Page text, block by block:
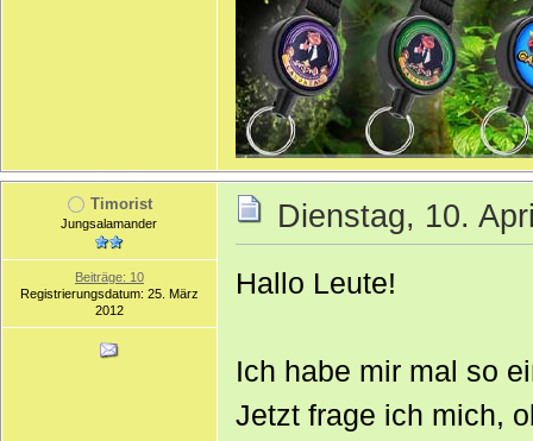
Timorist
Jungsalamander
Beiträge: 10
Registrierungsdatum: 25. März
2012
Dienstag, 10.
Hallo Leute!
Ich habe mir mal so
Jetzt frage ich mich,